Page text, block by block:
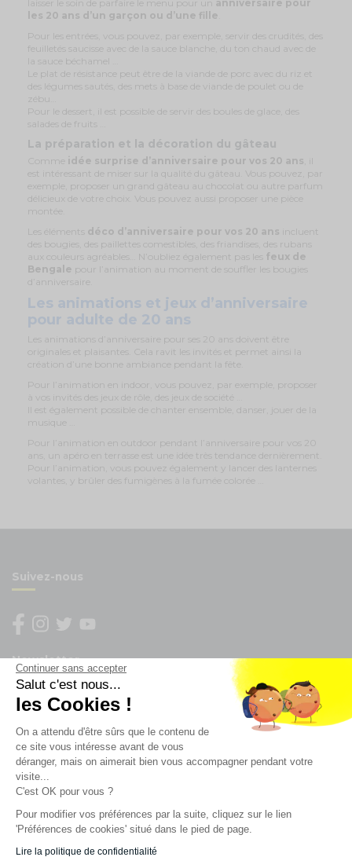
Continuer sans accepter
Salut c'est nous...
les Cookies !
On a attendu d'être sûrs que le contenu de
ce site vous intéresse avant de vous
déranger, mais on aimerait bien vous accompagner pendant votre
visite...
C'est OK pour vous ?
Pour modifier vos préférences par la suite, cliquez sur le lien
'Préférences de cookies' situé dans le pied de page.
Lire la politique de confidentialité
laisser le soin de parfaire le menu pour un
anniversaire pour
les 20 ans d’un garçon ou d’une fille
Pour les entrées, vous pouvez, par exemple, servir des crudités, des
feuilletés saucisse avec de la sauce blanche, du ton chaud avec de
la sauce béchamel …
Le plat de résistance peut être de la viande de porc avec du riz et
des légumes sautés, des mets à base de viande de poulet ou de
zébu…
Pour le dessert, il est possible de servir des boules de glace, des
salades de fruits …
La préparation et la décoration du gâteau
Comme idée surprise d’anniversaire pour vos 20 ans
est intéressant de miser sur la qualité du gâteau. Vous pouvez, par
exemple, proposer un grand gâteau au chocolat ou autre parfum
délicieux de votre choix. Vous pouvez aussi proposer une pièce
montée.
Les éléments déco d’anniversaire pour vos 20 ans incluent
des bougies, des paillettes comestibles, des friandises, des rubans
aux couleurs agréables… N’oubliez également pas les feux de
Bengale pour l’animation au moment de souffler les bougies
d’anniversaire.
Les animations et jeux d’anniversaire
pour adulte de 20 ans
Les animations d’anniversaire pour ses 20 ans doivent être
originales et plaisantes. Cela ravit les invités et permet ainsi la
création d’une bonne ambiance pendant la fête.
Pour l’animation en indoor, vous pouvez, par exemple, proposer
à vos invités des jeux de rôle, des jeux de société …
Il est également possible de chanter ensemble, danser, jouer de la
musique …
Pour l’animation en outdoor pendant l’anniversaire pour vos 20
ans, un apéro en terrasse est une idée très tendance dernièrement.
Pour l’animation, vous pouvez également y lancer des lanternes
volantes, y brûler des fumigènes à la fumée colorée …
Suivez-nous
Newsletter
Enregistrez vous à la newsletter
Restez à l'actualité sur nos produits et les offres du
moment
NOS SERVICES
INFORMATIONS